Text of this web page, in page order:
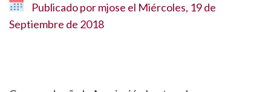
Publicado pormjose el Miércoles, 19 de
Septiembre de 2018